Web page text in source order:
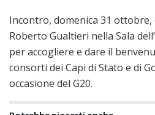
Incontro, domenica 31 ottobre,
Roberto Gualtieri nella Sala
per accogliere e dare il
consorti dei Capi di Stato e di
occasione del G20.